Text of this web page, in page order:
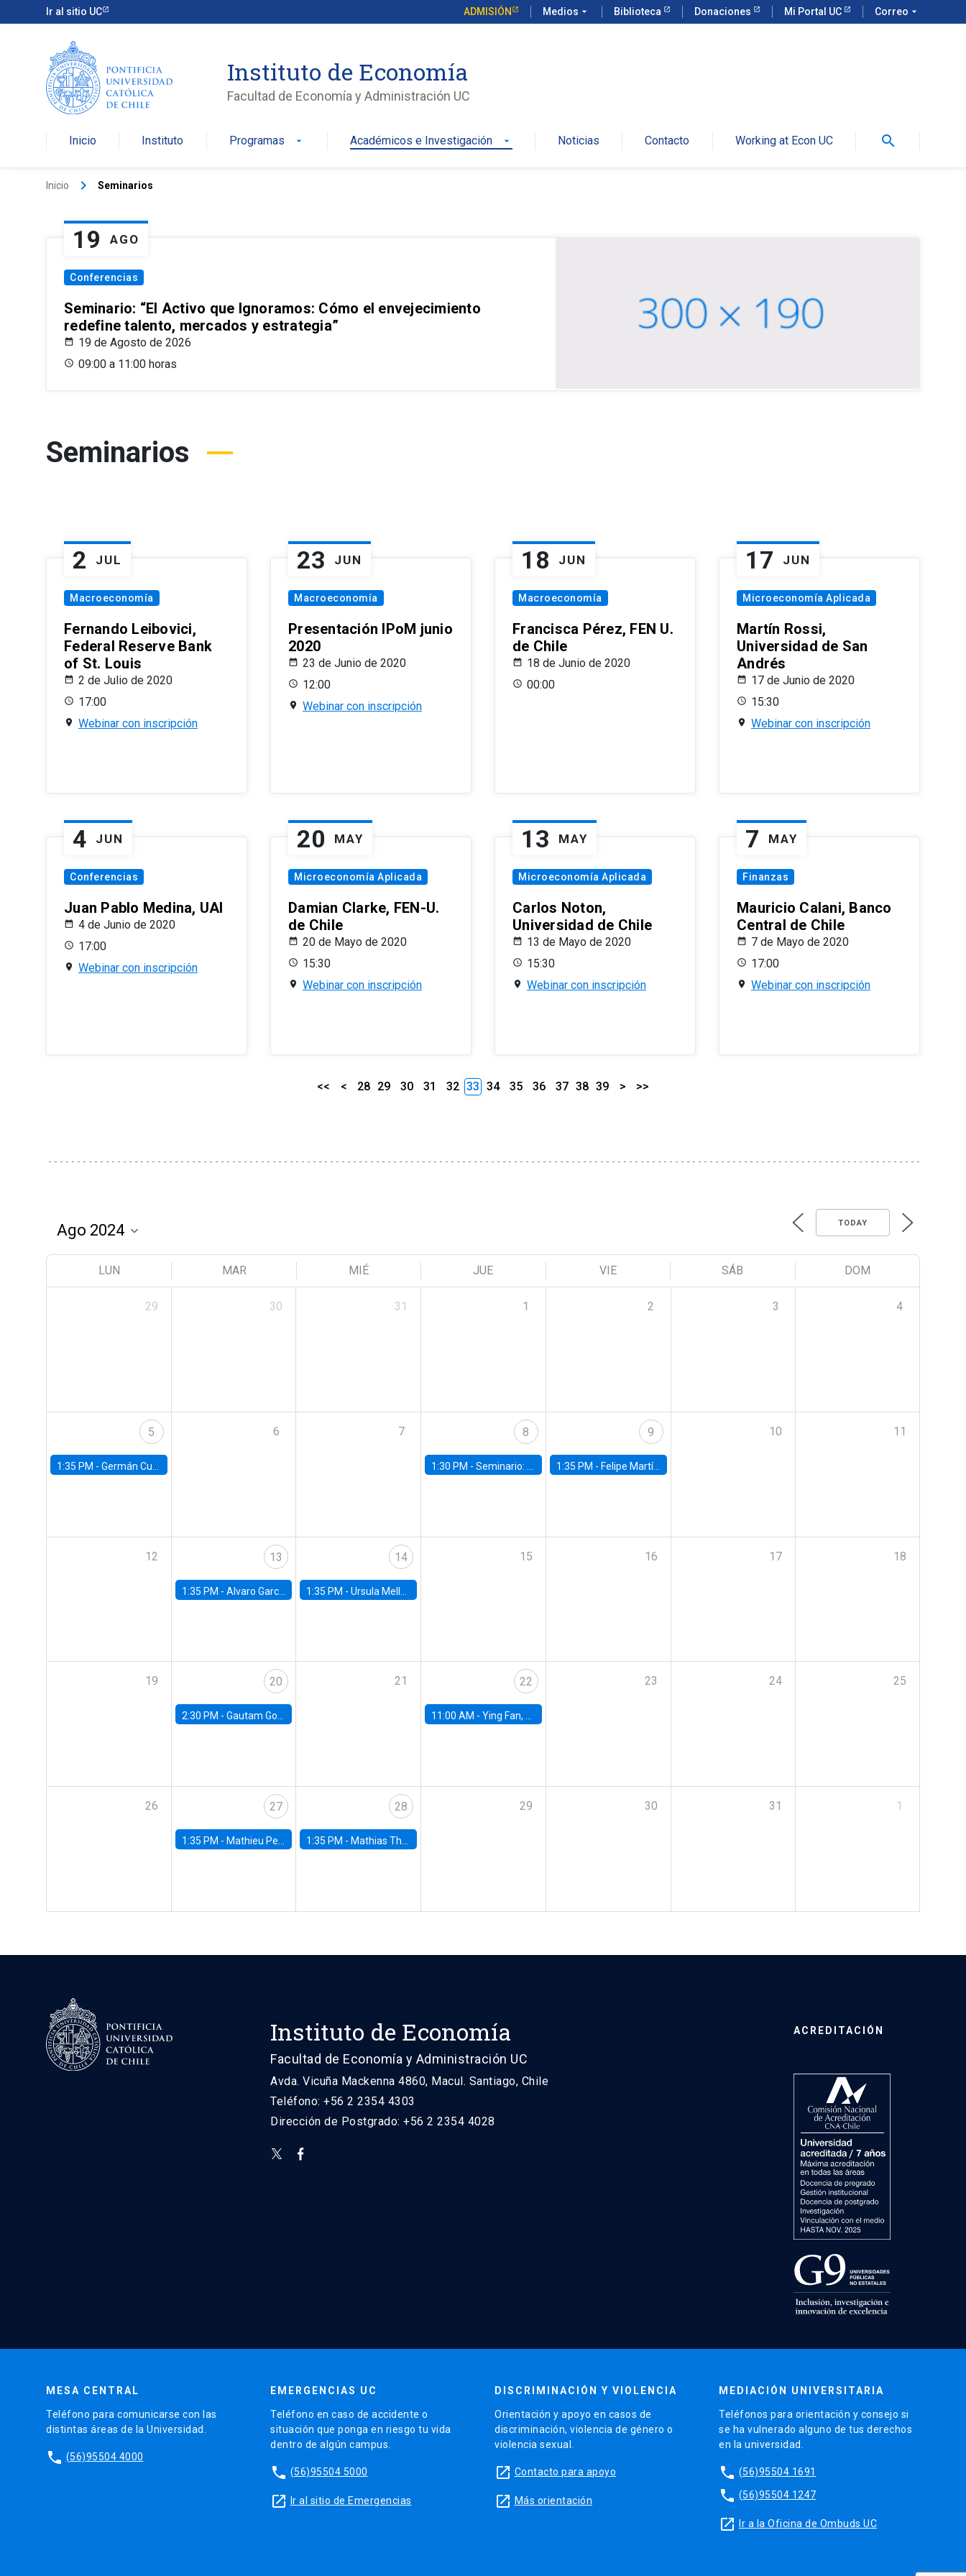
Ir al sitio UC ADMISIÓN Medios arrow_drop_down Biblioteca Donaciones Mi Portal UC Correo arrow_drop_down
Instituto de Economía
Facultad de Economía y Administración UC
Inicio Instituto Programas arrow_drop_down Académicos e Investigación arrow_drop_down Noticias Contacto Working at Econ UC search
Inicio keyboard_arrow_right Seminarios
19 AGO
Conferencias
Seminario: “El Activo que Ignoramos: Cómo el envejecimiento
redefine talento, mercados y estrategia”
19 de Agosto de 2026
09:00 a 11:00 horas
Seminarios
2 JUL
Macroeconomía
Fernando Leibovici,
Federal Reserve Bank
of St. Louis
2 de Julio de 2020
17:00
Webinar con inscripción
23 JUN
Macroeconomía
Presentación IPoM junio
2020
23 de Junio de 2020
12:00
Webinar con inscripción
18 JUN
Macroeconomía
Francisca Pérez, FEN U.
de Chile
18 de Junio de 2020
00:00
17 JUN
Microeconomía Aplicada
Martín Rossi,
Universidad de San
Andrés
17 de Junio de 2020
15:30
Webinar con inscripción
4 JUN
Conferencias
Juan Pablo Medina, UAI
4 de Junio de 2020
17:00
Webinar con inscripción
20 MAY
Microeconomía Aplicada
Damian Clarke, FEN-U.
de Chile
20 de Mayo de 2020
15:30
Webinar con inscripción
13 MAY
Microeconomía Aplicada
Carlos Noton,
Universidad de Chile
13 de Mayo de 2020
15:30
Webinar con inscripción
7 MAY
Finanzas
Mauricio Calani, Banco
Central de Chile
7 de Mayo de 2020
17:00
Webinar con inscripción
<< < 28 29 30 31 32 33 34 35 36 37 38 39 > >>
TODAY
LUN MAR MIÉ JUE VIE SÁB DOM
29 30 31 1 2 3 4
5
1:35 PM - Germán Cubas, University of Houston
6 7 8
1:30 PM -Seminario: “Recuperando la humanidad para progresar en la era de la IA»
9
1:35 PM - Felipe Martínez, alumno Doctorado en Economía UC
10 11
12 13
1:35 PM - Alvaro Garcia-Marin, Universidad de Los Andes
14
1:35 PM -Ursula Mello, Insper - Institute of Education and Research
15 16 17 18
19 20
2:30 PM - Gautam Gowrisankaran, Columbia University
21 22
11:00 AM -Ying Fan, University of Michigan
23 24 25
26 27
1:35 PM - Mathieu Pedemonte, IDB
28
1:35 PM - Mathias Thoenig, University of Lausanne
29 30 31 1
Instituto de Economía
Facultad de Economía y Administración UC
Avda. Vicuña Mackenna 4860, Macul. Santiago, Chile
Teléfono: +56 2 2354 4303
Dirección de Postgrado: +56 2 2354 4028
ACREDITACIÓN
MESA CENTRAL
Teléfono para comunicarse con las
distintas áreas de la Universidad.
phone (56)95504 4000
EMERGENCIAS UC
Teléfono en caso de accidente o
situación que ponga en riesgo tu vida
dentro de algún campus.
phone (56)95504 5000
launch Ir al sitio de Emergencias
DISCRIMINACIÓN Y VIOLENCIA
Orientación y apoyo en casos de
discriminación, violencia de género o
violencia sexual.
launch Contacto para apoyo
launch Más orientación
MEDIACIÓN UNIVERSITARIA
Teléfonos para orientación y consejo si
se ha vulnerado alguno de tus derechos
en la universidad.
phone (56)95504 1691
phone (56)95504 1247
launch Ir a la Oficina de Ombuds UC